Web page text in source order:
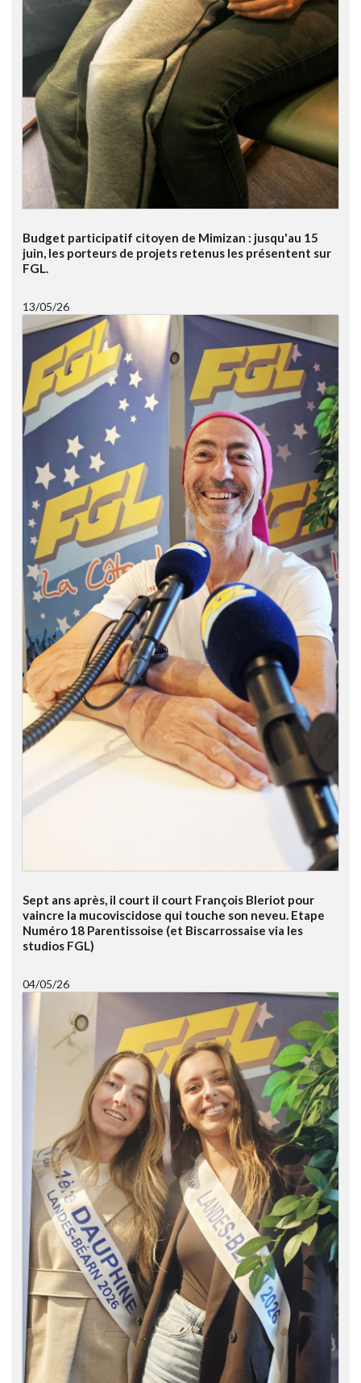
Budget participatif citoyen de Mimizan : jusqu'au 15
juin, les porteurs de projets retenus les présentent sur
FGL.
13/05/26
Sept ans après, il court il court François Bleriot pour
vaincre la mucoviscidose qui touche son neveu. Etape
Numéro 18 Parentissoise (et Biscarrossaise via les
studios FGL)
04/05/26